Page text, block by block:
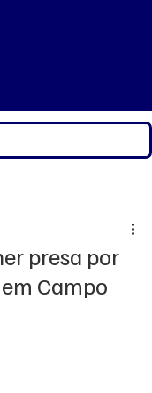
presa por
Campo